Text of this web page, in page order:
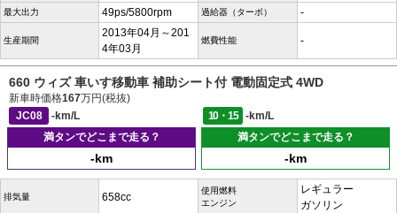
最大出力 49ps/5800rpm 過給器（ターボ） -
生産期間
2013年04月～201
4年03月
燃費性能 -
660 ウィズ 車いす移動車 補助シート付 電動固定式 4WD
新車時価格167万円(税抜)
JC08
-km/L 10・15
-km/L
満タンでどこまで走る？
-km
満タンでどこまで走る？
-km
排気量 658cc
使用燃料
エンジン
レギュラー
ガソリン